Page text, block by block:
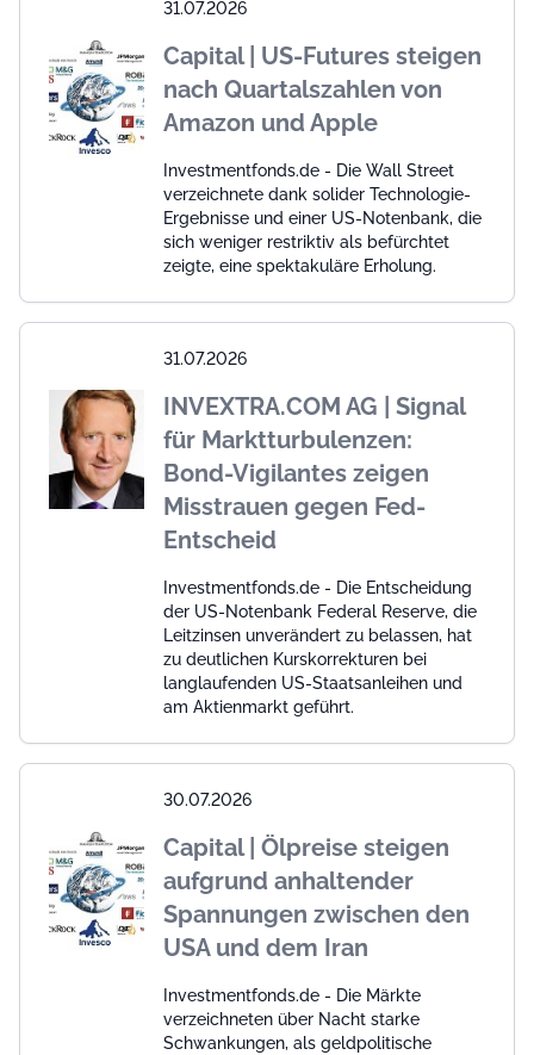
31.07.2026
Capital | US-Futures steigen
nach Quartalszahlen von
Amazon und Apple
Investmentfonds.de - Die Wall Street
verzeichnete dank solider Technologie-
Ergebnisse und einer US-Notenbank, die
sich weniger restriktiv als befürchtet
zeigte, eine spektakuläre Erholung.
31.07.2026
INVEXTRA.COM AG | Signal
für Marktturbulenzen:
Bond-Vigilantes zeigen
Misstrauen gegen Fed-
Entscheid
Investmentfonds.de - Die Entscheidung
der US-Notenbank Federal Reserve, die
Leitzinsen unverändert zu belassen, hat
zu deutlichen Kurskorrekturen bei
langlaufenden US-Staatsanleihen und
am Aktienmarkt geführt.
30.07.2026
Capital | Ölpreise steigen
aufgrund anhaltender
Spannungen zwischen den
USA und dem Iran
Investmentfonds.de - Die Märkte
verzeichneten über Nacht starke
Schwankungen, als geldpolitische